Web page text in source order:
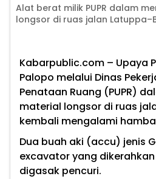
Alat berat milik PUPR dalam
longsor di ruas jalan
Kabarpublic.com – Upaya
Palopo melalui Dinas
Penataan Ruang (PUPR)
material longsor di ruas
kembali mengalami
Dua buah aki (accu) jenis
excavator yang
digasak pencuri.